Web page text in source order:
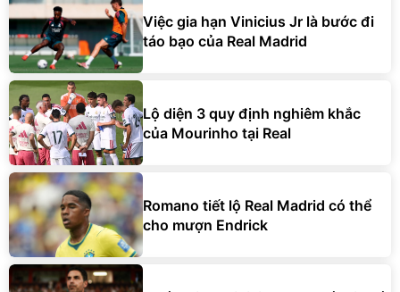
Việc gia hạn Vinicius Jr là bước đi
táo bạo của Real Madrid
Lộ diện 3 quy định nghiêm khắc
của Mourinho tại Real
Romano tiết lộ Real Madrid có thể
cho mượn Endrick